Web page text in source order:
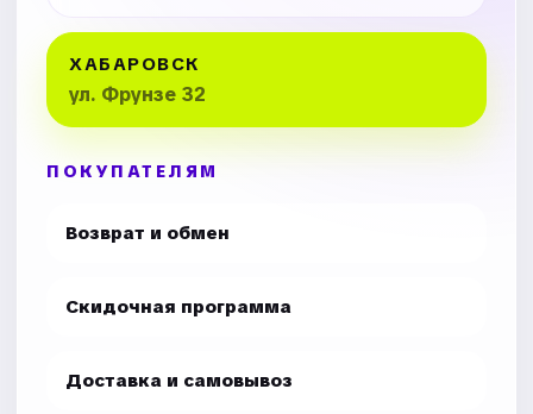
ХАБАРОВСК
ул. Фрунзе 32
ПОКУПАТЕЛЯМ
Возврат и обмен
Скидочная программа
Доставка и самовывоз